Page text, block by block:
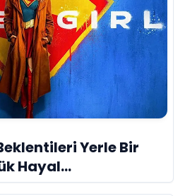
Yerle Bir
Hayal
Biri mi?